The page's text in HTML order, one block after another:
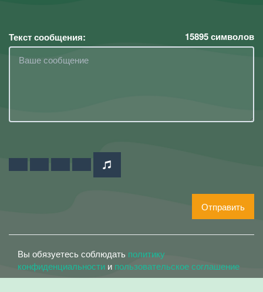
Текст сообщения: 15895символов
Отправить
Вы обязуетесь соблюдать политику
конфиденциальности и пользовательское соглашение